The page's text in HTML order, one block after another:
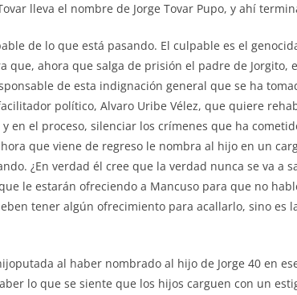
lleva el nombre de Jorge Tovar Pupo, y ahí
de lo que está pasando. El culpable es el
que, ahora que salga de prisión el padre de Jorgito,
de esta indignación general que se ha
político, Alvaro Uribe Vélez, que quiere
en el proceso, silenciar los crímenes que ha
que viene de regreso le nombra al hijo en un
¿En verdad él cree que la verdad nunca se va a
le estarán ofreciendo a Mancuso para que no
tener algún ofrecimiento para acallarlo, sino es
al haber nombrado al hijo de Jorge 40 en
lo que se siente que los hijos carguen con un